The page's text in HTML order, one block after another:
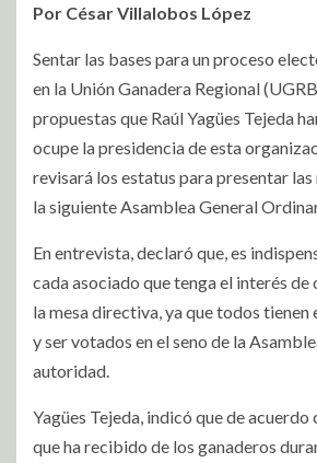
Por César Villalobos López
Sentar las bases para un proceso
en la Unión Ganadera Regional
propuestas que Raúl Yagües Tejeda
ocupe la presidencia de esta
revisará los estatus para presentar
la siguiente Asamblea General
En entrevista, declaró que, es
cada asociado que tenga el interés de
la mesa directiva, ya que todos tienen
y ser votados en el seno de la
autoridad.
Yagües Tejeda, indicó que de
que ha recibido de los ganaderos